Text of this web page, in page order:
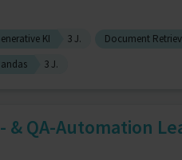
KI 3 J. Document
3 J.
& QA-Automation